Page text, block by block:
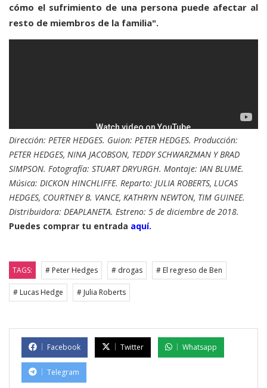
cómo el sufrimiento de una persona puede afectar al
resto de miembros de la familia".
Dirección: PETER HEDGES. Guion: PETER HEDGES. Producción:
PETER HEDGES, NINA JACOBSON, TEDDY SCHWARZMAN Y BRAD
SIMPSON. Fotografía: STUART DRYURGH. Montaje: IAN BLUME.
Música: DICKON HINCHLIFFE. Reparto: JULIA ROBERTS, LUCAS
HEDGES, COURTNEY B. VANCE, KATHRYN NEWTON, TIM GUINEE.
Distribuidora: DEAPLANETA. Estreno: 5 de diciembre de 2018.
Puedes comprar tu entrada aquí.
TAGS: # Peter Hedges # drogas # El regreso de Ben
# Lucas Hedge # Julia Roberts
Facebook Twitter Whatsapp
Telegram